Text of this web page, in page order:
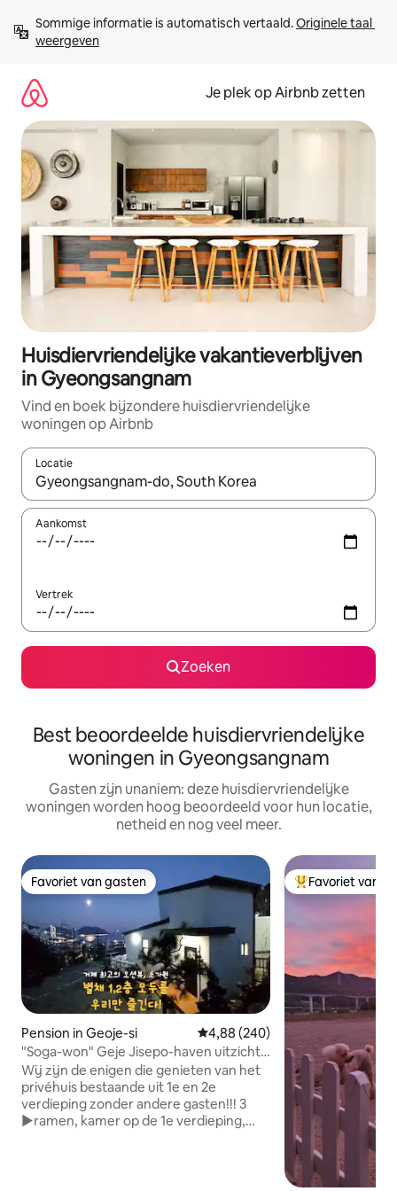
direct
naar
Sommige informatie is automatisch vertaald. Originele taal
weergeven
Je plek op Airbnb zetten
Huisdiervriendelijke vakantieverblijven
in Gyeongsangnam
Vind en boek bijzondere huisdiervriendelijke
woningen op Airbnb
Locatie
Wanneer er resultaten beschikbaar zijn, maak je een keuze
Aankomst
Vertrek
Zoeken
Best beoordeelde huisdiervriendelijke
woningen in Gyeongsangnam
Gasten zijn unaniem: deze huisdiervriendelijke
woningen worden hoog beoordeeld voor hun locatie,
netheid en nog veel meer.
Favoriet van gasten
Favoriet van gasten
Pension in Geoje-si Gemiddelde beoordeling van
4,88 (240)
"Soga-won" Geje Jisepo-haven uitzicht
1e en 2e verdieping volledig privé / TV
per verdieping
Wij zijn de enigen die genieten van het
privéhuis bestaande uit 1e en 2e
verdieping zonder andere gasten!!! 3
▶ramen, kamer op de 1e verdieping,
Topfavoriet van
Favoriet van